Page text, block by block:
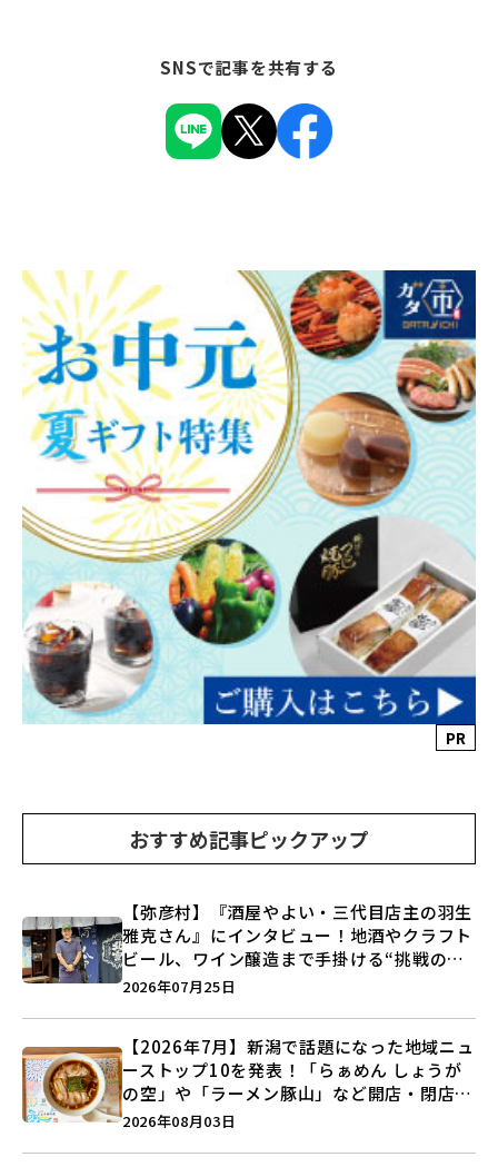
SNSで記事を共有する
PR
おすすめ記事ピックアップ
【弥彦村】『酒屋やよい・三代目店主の羽生
雅克さん』にインタビュー！地酒やクラフト
ビール、ワイン醸造まで手掛ける“挑戦の歴
史”に迫る♪
2026年07月25日
【2026年7月】新潟で話題になった地域ニュ
ーストップ10を発表！「らぁめん しょうが
の空」や「ラーメン豚山」など開店・閉店の
注目記事をランキングでご紹介♪
2026年08月03日